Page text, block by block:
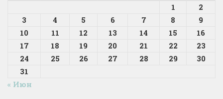
1
2
3
4 5 6 7 8
9
10
11 12 13 14 15
16
17
18 19 20 21 22
23
24
25 26 27 28 29
30
31
« Июн